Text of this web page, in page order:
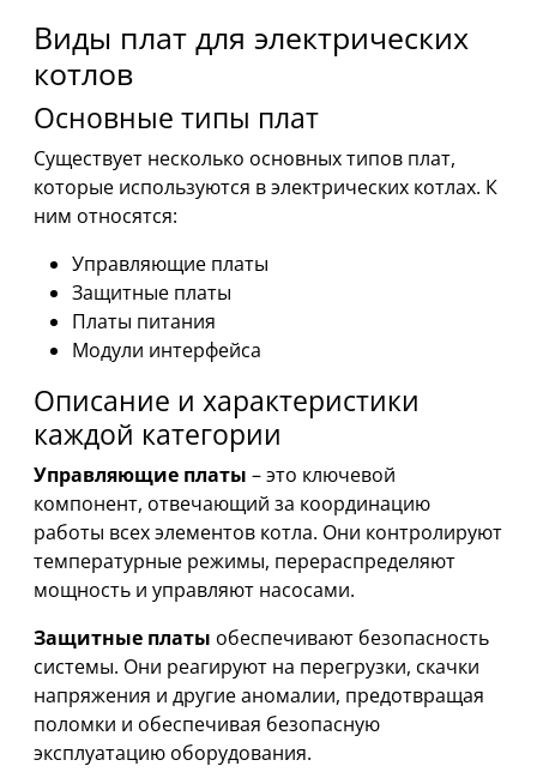
Виды плат для электрических
котлов
Основные типы плат
Существует несколько основных типов плат,
которые используются в электрических котлах. К
ним относятся:
Управляющие платы
Защитные платы
Платы питания
Модули интерфейса
Описание и характеристики
каждой категории
Управляющие платы – это ключевой
компонент, отвечающий за координацию
работы всех элементов котла. Они контролируют
температурные режимы, перераспределяют
мощность и управляют насосами.
Защитные платы обеспечивают безопасность
системы. Они реагируют на перегрузки, скачки
напряжения и другие аномалии, предотвращая
поломки и обеспечивая безопасную
эксплуатацию оборудования.